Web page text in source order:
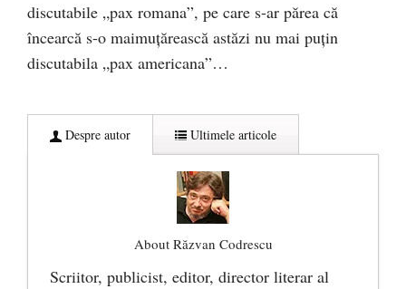
discutabile „pax romana”, pe care s-ar părea că
încearcă s-o maimuţărească astăzi nu mai puţin
discutabila „pax americana”…
Despre autor Ultimele articole
About Răzvan Codrescu
Scriitor, publicist, editor, director literar al